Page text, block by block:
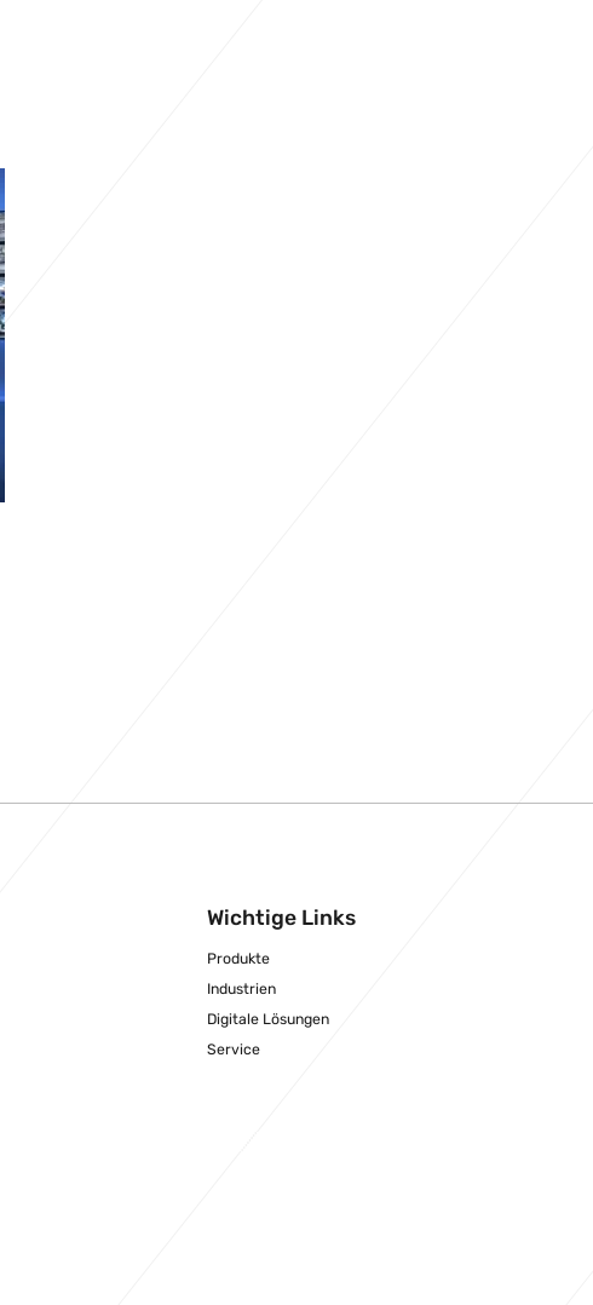
Wichtige Links
Produkte
Industrien
Digitale Lösungen
Service